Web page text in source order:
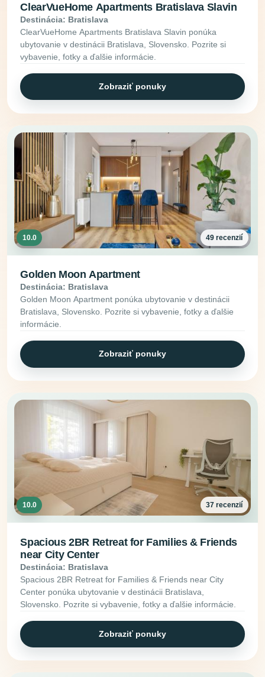
ClearVueHome Apartments Bratislava Slavin
Destinácia: Bratislava
ClearVueHome Apartments Bratislava Slavin ponúka
ubytovanie v destinácii Bratislava, Slovensko. Pozrite si
vybavenie, fotky a ďalšie informácie.
Zobraziť ponuky
10.0 49 recenzií
Golden Moon Apartment
Destinácia: Bratislava
Golden Moon Apartment ponúka ubytovanie v destinácii
Bratislava, Slovensko. Pozrite si vybavenie, fotky a ďalšie
informácie.
Zobraziť ponuky
10.0 37 recenzií
Spacious 2BR Retreat for Families & Friends
near City Center
Destinácia: Bratislava
Spacious 2BR Retreat for Families & Friends near City
Center ponúka ubytovanie v destinácii Bratislava,
Slovensko. Pozrite si vybavenie, fotky a ďalšie informácie.
Zobraziť ponuky